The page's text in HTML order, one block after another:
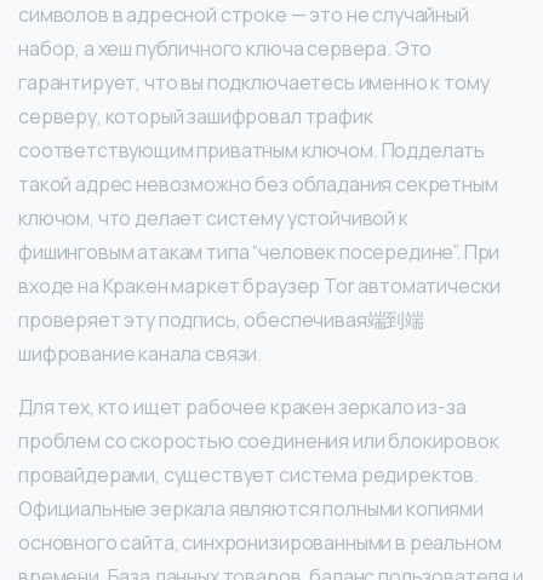
символов в адресной строке — это не случайный
набор, а хеш публичного ключа сервера. Это
гарантирует, что вы подключаетесь именно к тому
серверу, который зашифровал трафик
соответствующим приватным ключом. Подделать
такой адрес невозможно без обладания секретным
ключом, что делает систему устойчивой к
фишинговым атакам типа “человек посередине”. При
входе на Кракен маркет браузер Tor автоматически
проверяет эту подпись, обеспечивая端到端
шифрование канала связи.
Для тех, кто ищет рабочее кракен зеркало из-за
проблем со скоростью соединения или блокировок
провайдерами, существует система редиректов.
Официальные зеркала являются полными копиями
основного сайта, синхронизированными в реальном